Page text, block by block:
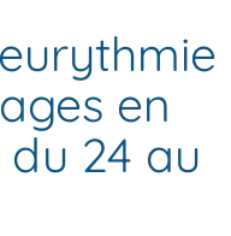
en
24 au